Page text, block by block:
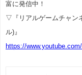
富に発信中！
▽『リアルゲームチャン
ル)』
https://